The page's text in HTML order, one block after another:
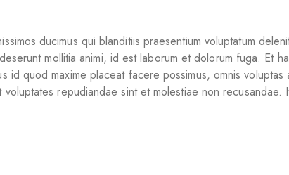
ducimus qui blanditiis praesentium voluptatum
mollitia animi, id est laborum et dolorum fuga. Et
id quod maxime placeat facere possimus, omnis
repudiandae sint et molestiae non